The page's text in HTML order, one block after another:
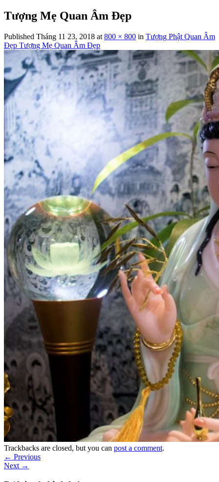
Tượng Mẹ Quan Âm Đẹp
Published Tháng 11 23, 2018 at 800 × 800 in Tượng Phật Quan Âm
Đẹp Tượng Mẹ Quan Âm Đẹp
Trackbacks are closed, but you can post a comment.
← Previous
Next →